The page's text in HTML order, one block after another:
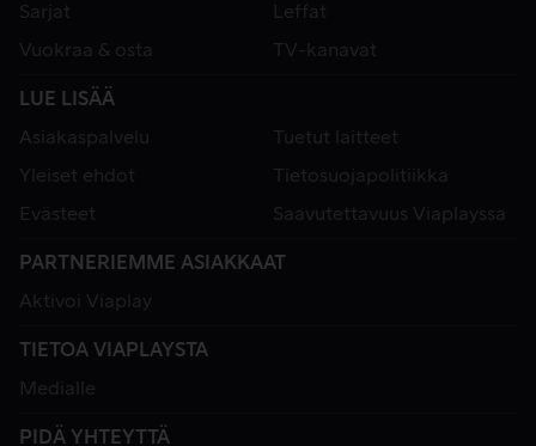
Sarjat
Leffat
Vuokraa & osta
TV-kanavat
LUE LISÄÄ
Asiakaspalvelu
Tuetut laitteet
Yleiset ehdot
Tietosuojapolitiikka
Evästeet
Saavutettavuus Viaplayssa
PARTNERIEMME ASIAKKAAT
Aktivoi Viaplay
TIETOA VIAPLAYSTA
Medialle
PIDÄ YHTEYTTÄ